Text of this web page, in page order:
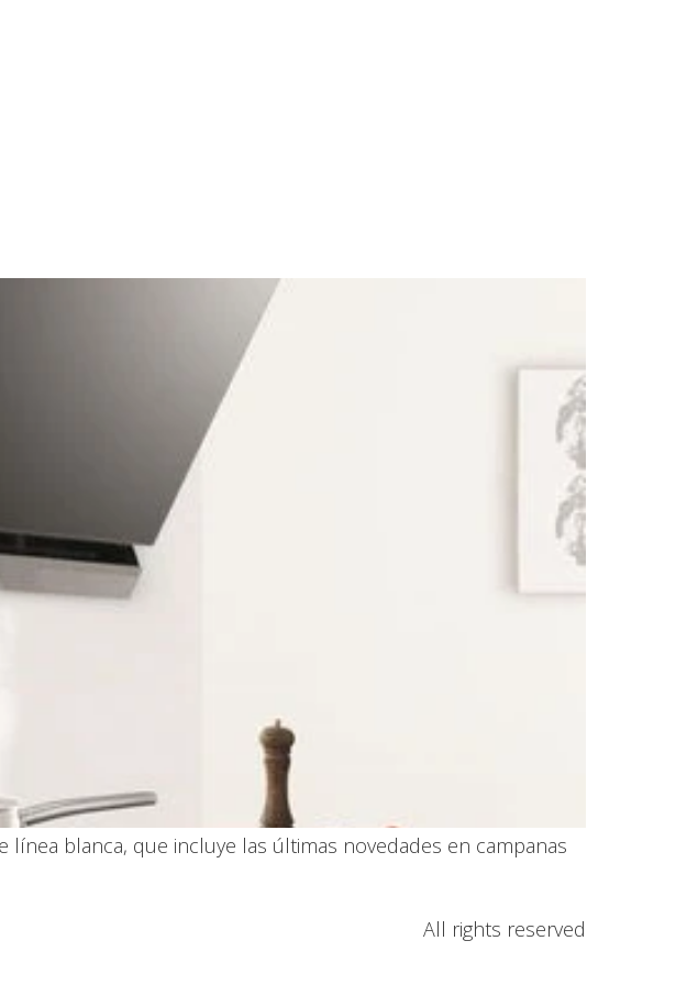
blanca, que incluye las últimas novedades en campanas
All rights reserved